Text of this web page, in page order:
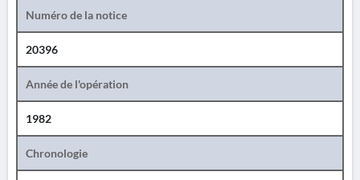
Numéro de la notice
20396
Année de l'opération
1982
Chronologie